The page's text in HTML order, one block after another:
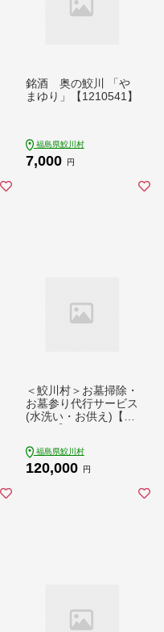
銘酒 奥の鮫川 「や
まゆり」【1210541】
福島県鮫川村
7,000 円
＜鮫川村＞お墓掃除・
お墓参り代行サービス
(水洗い・お供え)【12
福島県鮫川村
120,000 円